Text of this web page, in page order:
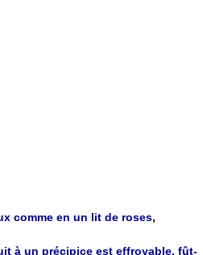
comme en un lit de roses,
à un précipice est effroyable, fût-